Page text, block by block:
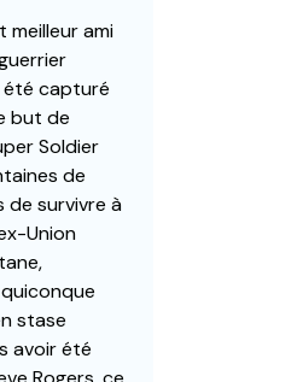
meilleur ami
été capturé
but de
Soldier
de
de survivre à
Union
stase
avoir été